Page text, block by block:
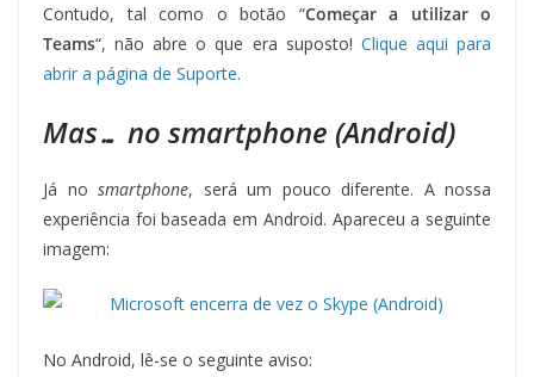
Contudo, tal como o botão “Começar a utilizar o
Teams“, não abre o que era suposto! Clique aqui para
abrir a página de Suporte.
Mas… no smartphone (Android)
Já no smartphone, será um pouco diferente. A nossa
experiência foi baseada em Android. Apareceu a seguinte
imagem:
No Android, lê-se o seguinte aviso: